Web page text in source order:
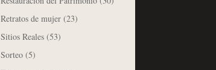
Retratos de mujer (23)
Sitios Reales (53)
Sorteo (5)